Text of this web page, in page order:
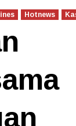
Hotnews